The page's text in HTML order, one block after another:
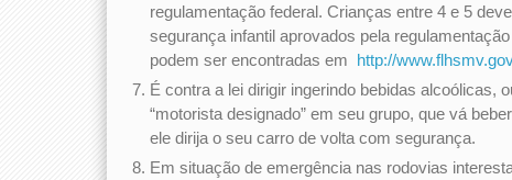
regulamentação federal. Crianças entre 4 e 5
segurança infantil aprovados pela
podem ser encontradas em http://
É contra a lei dirigir ingerindo bebidas alcoólicas,
“motorista designado” em seu grupo, que vá
ele dirija o seu carro de volta com segurança.
Em situação de emergência nas rodovias